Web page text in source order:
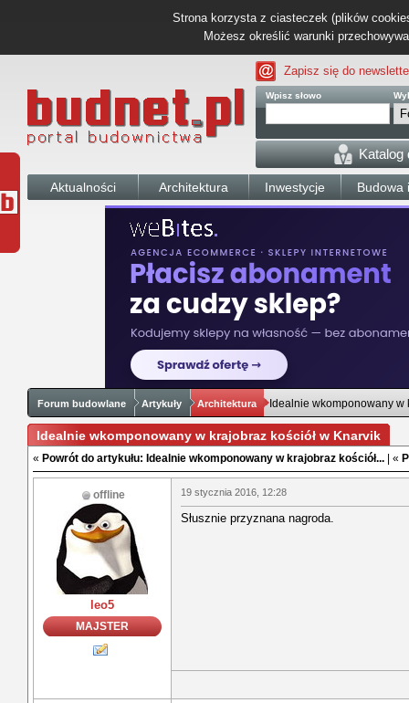
Strona korzysta z ciasteczek (plików
Możesz określić warunki
Zapisz się do
Wpisz słowo
Katalog
Aktualności Architektura Inwestycje Budowa
Forum budowlane Artykuły Architektura Idealnie wkomponowany w
Idealnie wkomponowany w krajobraz kościół w Knarvik
« Powrót do artykułu: Idealnie wkomponowany w krajobraz kościół... | «
offline
leo5
MAJSTER
19 stycznia 2016, 12:28
Słusznie przyznana nagroda.